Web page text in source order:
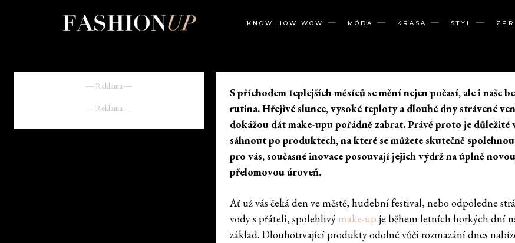
KNOW HOW WOW MÓDA KRÁSA STYL
― Reklama ―
― Reklama ―
S příchodem teplejších měsíců se mění nejen počasí, ale i naše
rutina. Hřejivé slunce, vysoké teploty a dlouhé dny strávené
dokážou dát make-upu pořádně zabrat. Právě proto je důležité
sáhnout po produktech, na které se můžete skutečně
pro vás, současné inovace posouvají jejich výdrž na úplně
přelomovou úroveň.
Ať už vás čeká den ve městě, hudební festival, nebo odpoledne
vody s přáteli, spolehlivý make-up je během letních horkých dní
základ. Dlouhotrvající produkty odolné vůči rozmazání dnes